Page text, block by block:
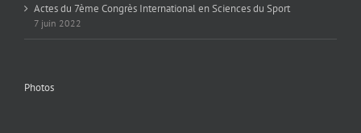
Actes du 7ème Congrès International en Sciences du Sport
7 juin 2022
Photos